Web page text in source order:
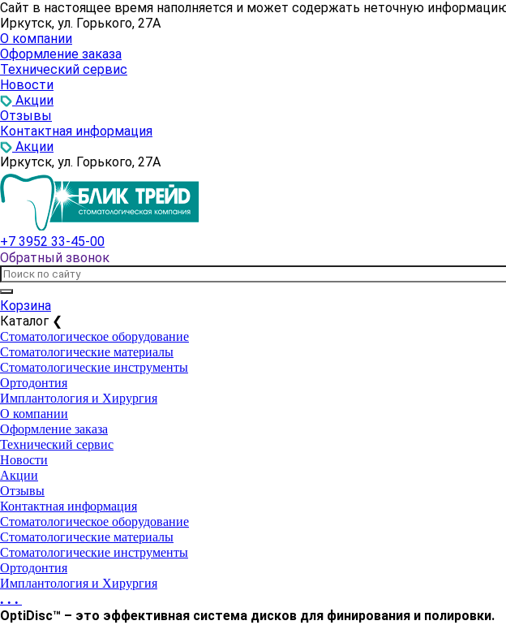
Сайт в настоящее время наполняется и может содержать неточную
Иркутск, ул. Горького, 27А
О компании
Оформление заказа
Технический сервис
Новости
Акции
Отзывы
Контактная информация
Акции
Иркутск, ул. Горького, 27А
+7 3952 33-45-00
Обратный звонок
Корзина
Каталог ❮
Стоматологическое оборудование
Стоматологические материалы
Стоматологические инструменты
Ортодонтия
Имплантология и Хирургия
О компании
Оформление заказа
Технический сервис
Новости
Акции
Отзывы
Контактная информация
Стоматологическое оборудование
Стоматологические материалы
Стоматологические инструменты
Ортодонтия
Имплантология и Хирургия
...
OptiDisc™ – это эффективная система дисков для финирования и полировки.